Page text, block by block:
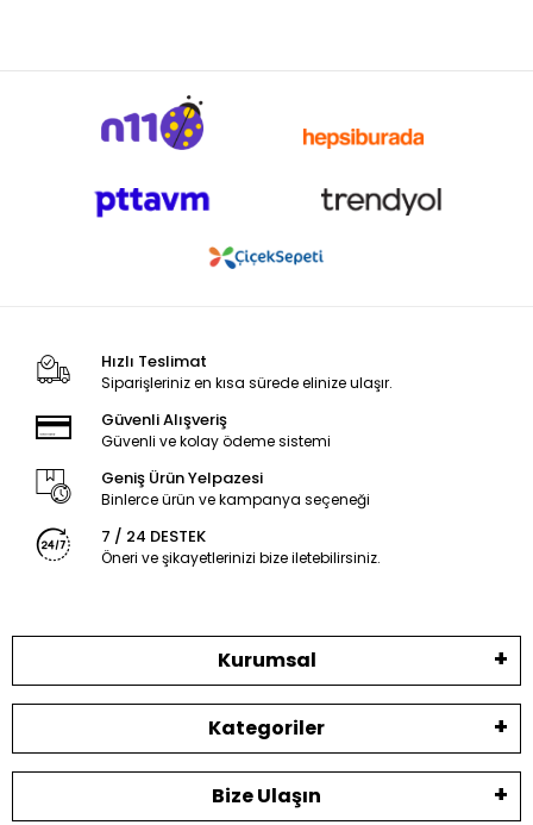
Hızlı Teslimat
Siparişleriniz en kısa sürede elinize ulaşır.
Güvenli Alışveriş
Güvenli ve kolay ödeme sistemi
Geniş Ürün Yelpazesi
Binlerce ürün ve kampanya seçeneği
7 / 24 DESTEK
Öneri ve şikayetlerinizi bize iletebilirsiniz.
Kurumsal
Kategoriler
Bize Ulaşın